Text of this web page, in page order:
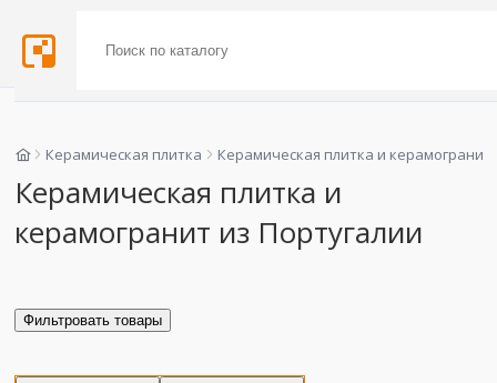
Керамическая плитка Керамическая плитка и керамогранит
Керамическая плитка и
керамогранит из Португалии
Фильтровать товары